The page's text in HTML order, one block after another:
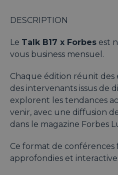
DESCRIPTION
Le Talk B17 x Forbes est
vous business mensuel.
Chaque édition réunit des
des intervenants issus de
explorent les tendances
venir, avec une diffusion
dans le magazine Forbes
Ce format de conférences
approfondies et